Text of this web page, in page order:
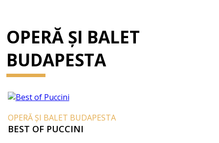
OPERĂ ȘI BALET
BUDAPESTA
OPERĂ ȘI BALET BUDAPESTA
BEST OF PUCCINI